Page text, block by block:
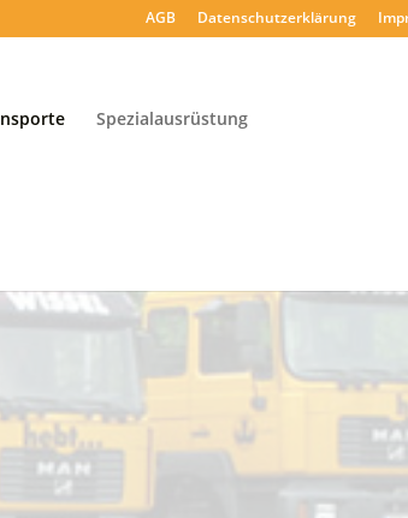
AGB Datenschutzerklärung
Spezialausrüstung